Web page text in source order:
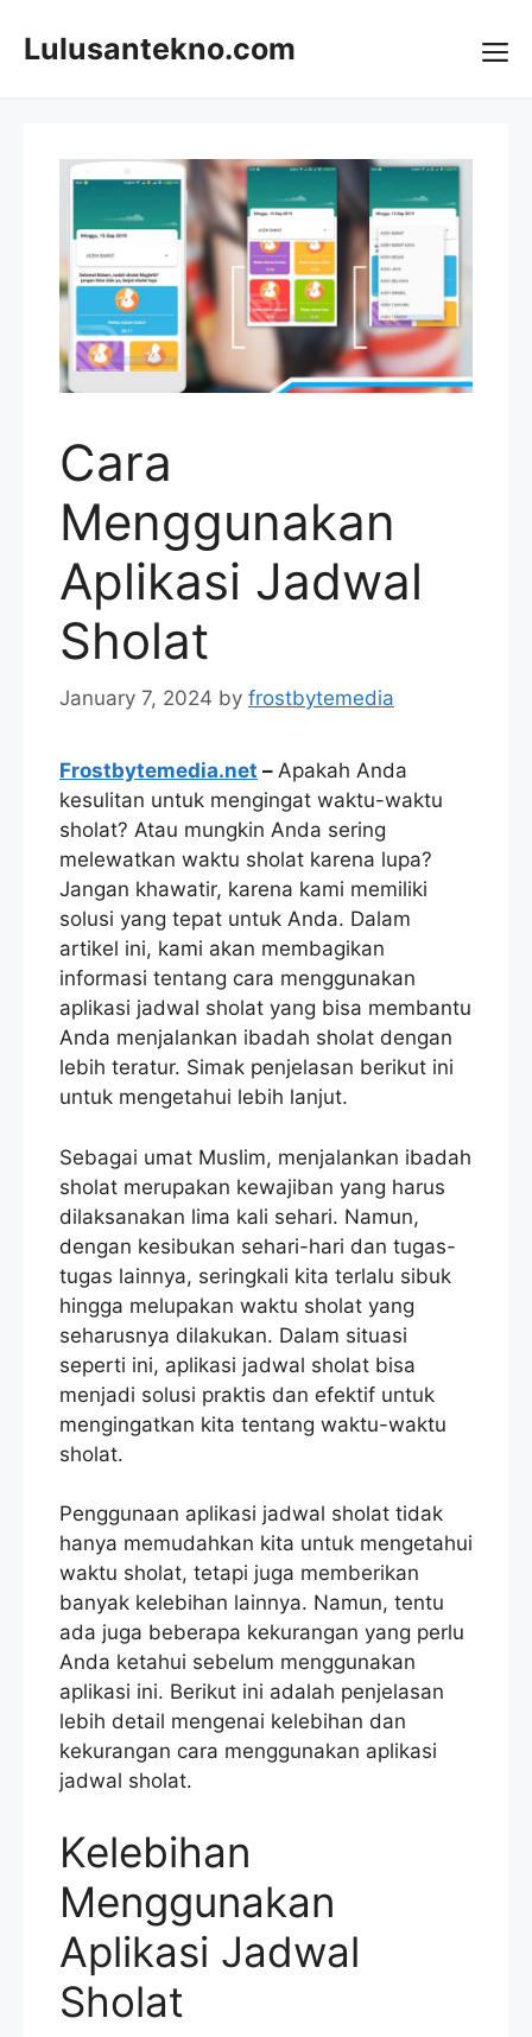
Lulusantekno.com
Cara
Menggunakan
Aplikasi Jadwal
Sholat
January 7, 2024 by frostbytemedia
Frostbytemedia.net – Apakah Anda
kesulitan untuk mengingat waktu-waktu
sholat? Atau mungkin Anda sering
melewatkan waktu sholat karena lupa?
Jangan khawatir, karena kami memiliki
solusi yang tepat untuk Anda. Dalam
artikel ini, kami akan membagikan
informasi tentang cara menggunakan
aplikasi jadwal sholat yang bisa membantu
Anda menjalankan ibadah sholat dengan
lebih teratur. Simak penjelasan berikut ini
untuk mengetahui lebih lanjut.
Sebagai umat Muslim, menjalankan ibadah
sholat merupakan kewajiban yang harus
dilaksanakan lima kali sehari. Namun,
dengan kesibukan sehari-hari dan tugas-
tugas lainnya, seringkali kita terlalu sibuk
hingga melupakan waktu sholat yang
seharusnya dilakukan. Dalam situasi
seperti ini, aplikasi jadwal sholat bisa
menjadi solusi praktis dan efektif untuk
mengingatkan kita tentang waktu-waktu
sholat.
Penggunaan aplikasi jadwal sholat tidak
hanya memudahkan kita untuk mengetahui
waktu sholat, tetapi juga memberikan
banyak kelebihan lainnya. Namun, tentu
ada juga beberapa kekurangan yang perlu
Anda ketahui sebelum menggunakan
aplikasi ini. Berikut ini adalah penjelasan
lebih detail mengenai kelebihan dan
kekurangan cara menggunakan aplikasi
jadwal sholat.
Kelebihan
Menggunakan
Aplikasi Jadwal
Sholat